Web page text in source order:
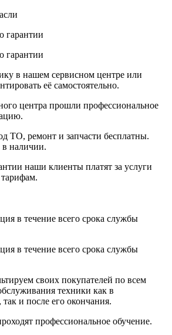
гарантии
гарантии
в нашем сервисном центре или
её самостоятельно.
центра прошли профессиональное
ТО, ремонт и запчасти бесплатны.
в наличии.
наши клиенты платят за услуги
в течение всего срока службы
в течение всего срока службы
своих покупателей по всем
техники как в
и после его окончания.
профессиональное обучение.